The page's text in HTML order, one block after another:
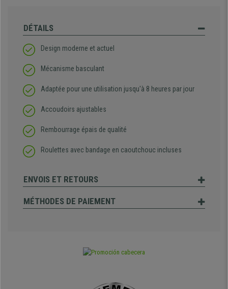
DÉTAILS
Design moderne et actuel
Mécanisme basculant
Adaptée pour une utilisation jusqu'à 8 heures par jour
Accoudoirs ajustables
Rembourrage épais de qualité
Roulettes avec bandage en caoutchouc incluses
ENVOIS ET RETOURS
MÉTHODES DE PAIEMENT